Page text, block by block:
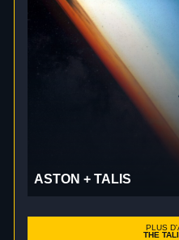
ASTON + TALIS
PLUS
THE